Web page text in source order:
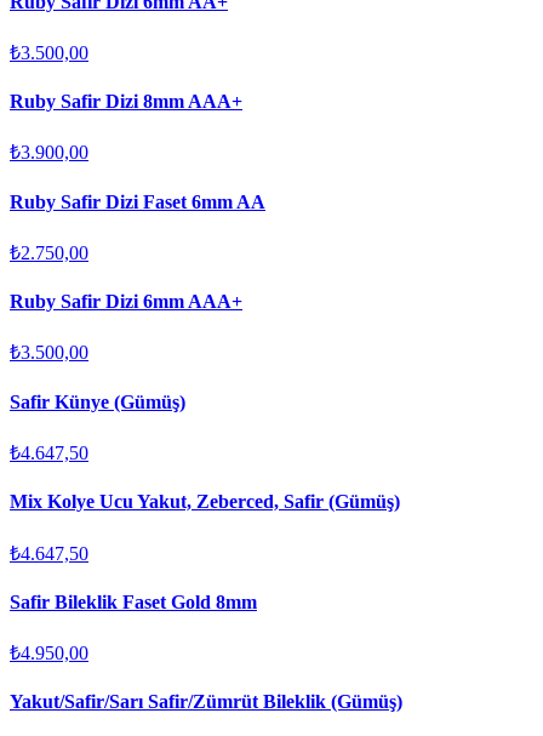
₺3.500,00
Ruby Safir Dizi 8mm AAA+
₺3.900,00
Ruby Safir Dizi Faset 6mm AA
₺2.750,00
Ruby Safir Dizi 6mm AAA+
₺3.500,00
Safir Künye (Gümüş)
₺4.647,50
Mix Kolye Ucu Yakut, Zeberced, Safir (Gümüş)
₺4.647,50
Safir Bileklik Faset Gold 8mm
₺4.950,00
Yakut/Safir/Sarı Safir/Zümrüt Bileklik (Gümüş)